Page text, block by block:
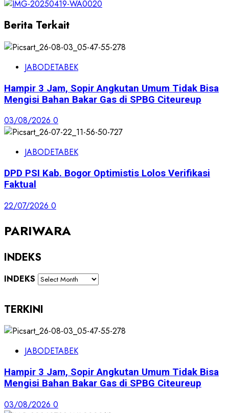
Berita Terkait
JABODETABEK
Hampir 3 Jam, Sopir Angkutan Umum Tidak Bisa
Mengisi Bahan Bakar Gas di SPBG Citeureup
03/08/2026 0
JABODETABEK
DPD PSI Kab. Bogor Optimistis Lolos Verifikasi
Faktual
22/07/2026 0
PARIWARA
INDEKS
INDEKS
TERKINI
JABODETABEK
Hampir 3 Jam, Sopir Angkutan Umum Tidak Bisa
Mengisi Bahan Bakar Gas di SPBG Citeureup
03/08/2026 0